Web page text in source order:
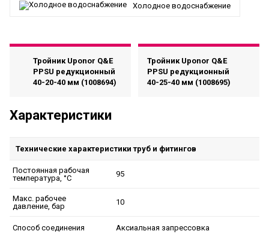
Холодное водоснабжение
Тройник Uponor Q&E
PPSU редукционный
40-20-40 мм (1008694)
Тройник Uponor Q&E
PPSU редукционный
40-25-40 мм (1008695)
Характеристики
Технические характеристики труб и фитингов
Постоянная рабочая
температура, °C
95
Макс. рабочее
давление, бар
10
Способ соединения Аксиальная запрессовка